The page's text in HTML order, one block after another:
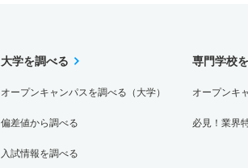
大学を調べる
オープンキャンパスを調べる（大学）
偏差値から調べる
入試情報を調べる
専門学校
オープンキ
必見！業界